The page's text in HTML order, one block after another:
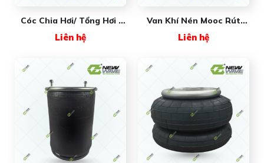
Cóc Chia Hơi/ Tổng Hơi 6
Wave
Liên hệ
Van Khí Nén Mooc Rút
Liên hệ